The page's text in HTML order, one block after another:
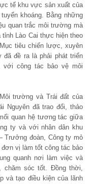
tế khu vực sản xuất của
khoáng. Bằng những
quan trắc môi trường mà
Lào Cai thực hiện theo
tiêu chiến lược, xuyên
đã đề ra là phải phát triển
với công tác bảo vệ môi
trường và Trái đất của
Nguyên đã trao đổi, thảo
quan hệ tương tác giữa
ty và với nhân dân khu
Trưởng đoàn, Công ty mỏ
vị làm tốt công tác bảo
quanh nơi làm việc và
chăm sóc tốt. Đồng thời,
và tạo điều kiện của lãnh